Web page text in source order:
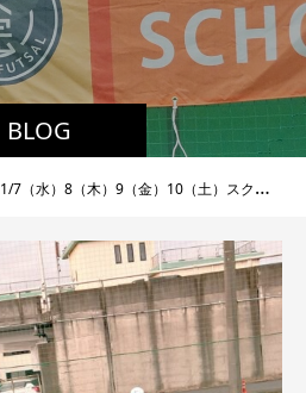
BLOG
1/7（水）8（木）9（金）10（土）スクール